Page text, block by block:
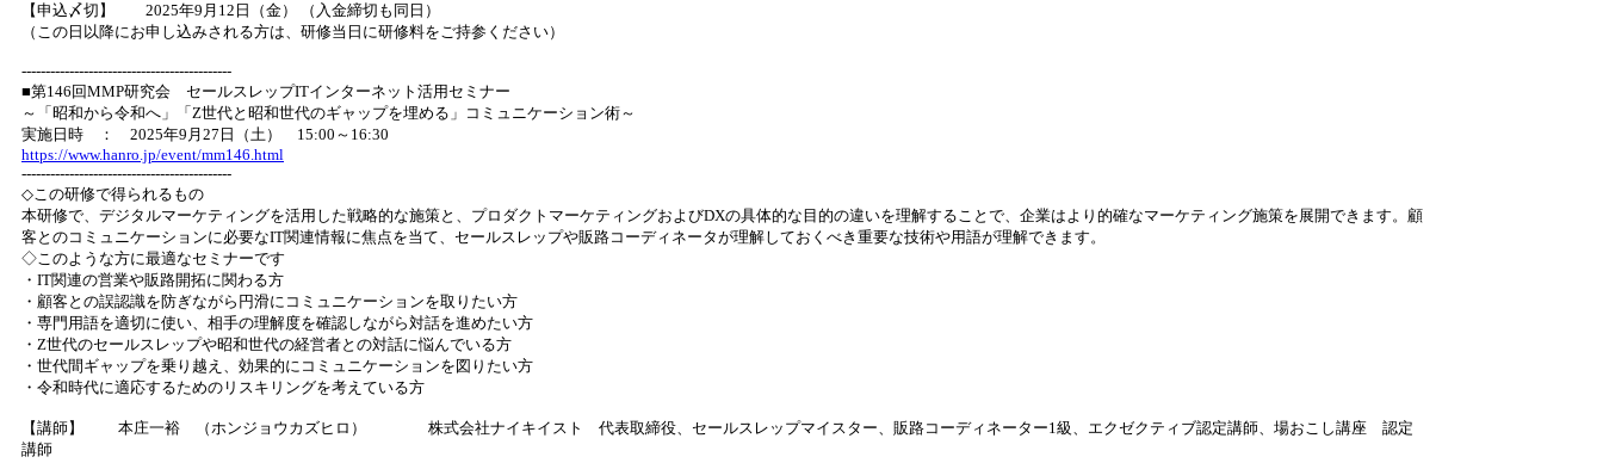
【申込〆切】 2025年9月12日（金） （入金締切も同日）
（この日以降にお申し込みされる方は、研修当日に研修料をご持参ください）
--------------------------------------------
■第146回MMP研究会 セールスレップITインターネット活用セミナー
～「昭和から令和へ」「Z世代と昭和世代のギャップを埋める」コミュニケーション術～
実施日時 ： 2025年9月27日（土） 15:00～16:30
https://www.hanro.jp/event/mm146.html
--------------------------------------------
◇この研修で得られるもの
本研修で、デジタルマーケティングを活用した戦略的な施策と、プロダクトマーケティングおよびDXの具体的な目的の違いを理解することで、企業はより的確なマーケティング施策を展開できます。顧
客とのコミュニケーションに必要なIT関連情報に焦点を当て、セールスレップや販路コーディネータが理解しておくべき重要な技術や用語が理解できます。
◇このような方に最適なセミナーです
・IT関連の営業や販路開拓に関わる方
・顧客との誤認識を防ぎながら円滑にコミュニケーションを取りたい方
・専門用語を適切に使い、相手の理解度を確認しながら対話を進めたい方
・Z世代のセールスレップや昭和世代の経営者との対話に悩んでいる方
・世代間ギャップを乗り越え、効果的にコミュニケーションを図りたい方
・令和時代に適応するためのリスキリングを考えている方
【講師】 本庄一裕 （ホンジョウカズヒロ） 株式会社ナイキイスト 代表取締役、セールスレップマイスター、販路コーディネーター1級、エクゼクティブ認定講師、場おこし講座 認定
講師